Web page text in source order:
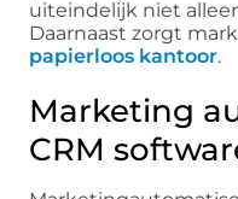
uiteindelijk niet
Daarnaast zorgt
papierloos kantoor.
Marketing
CRM